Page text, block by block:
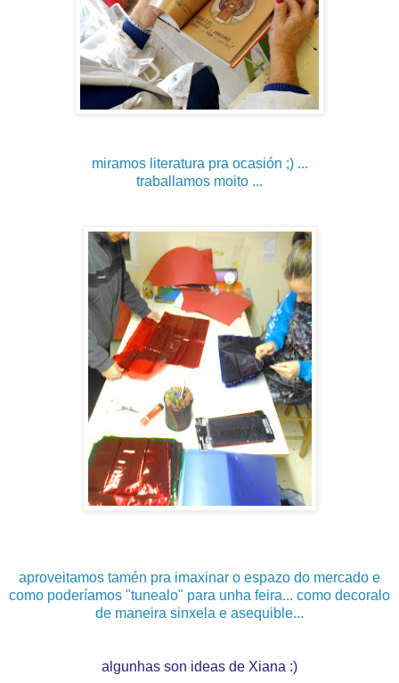
miramos literatura pra ocasión ;) ...
traballamos moito ...
aproveitamos tamén pra imaxinar o espazo do mercado e
como poderíamos "tunealo" para unha feira... como decoralo
de maneira sinxela e asequible...
algunhas son ideas de Xiana :)